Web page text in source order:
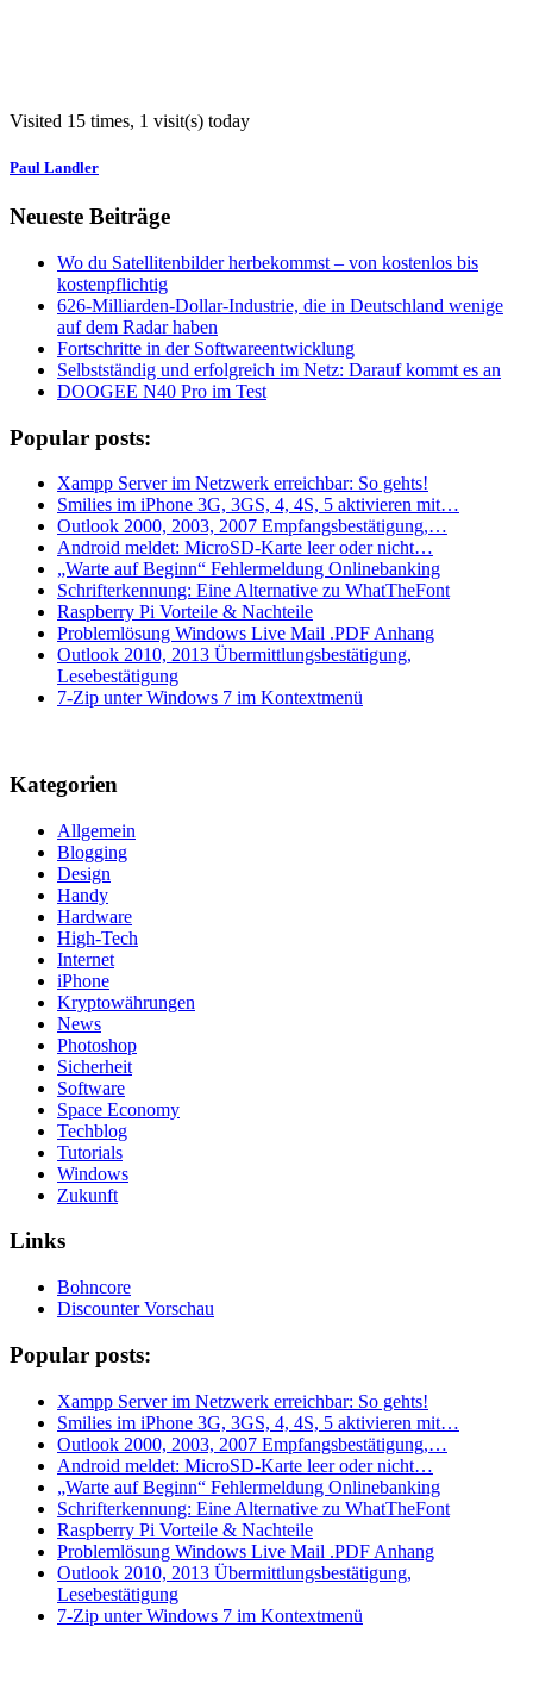
Visited 15 times, 1 visit(s) today
Paul Landler
Neueste Beiträge
Wo du Satellitenbilder herbekommst – von kostenlos bis
kostenpflichtig
626-Milliarden-Dollar-Industrie, die in Deutschland wenige
auf dem Radar haben
Fortschritte in der Softwareentwicklung
Selbstständig und erfolgreich im Netz: Darauf kommt es an
DOOGEE N40 Pro im Test
Popular posts:
Xampp Server im Netzwerk erreichbar: So gehts!
Smilies im iPhone 3G, 3GS, 4, 4S, 5 aktivieren mit…
Outlook 2000, 2003, 2007 Empfangsbestätigung,…
Android meldet: MicroSD-Karte leer oder nicht…
„Warte auf Beginn“ Fehlermeldung Onlinebanking
Schrifterkennung: Eine Alternative zu WhatTheFont
Raspberry Pi Vorteile & Nachteile
Problemlösung Windows Live Mail .PDF Anhang
Outlook 2010, 2013 Übermittlungsbestätigung,
Lesebestätigung
7-Zip unter Windows 7 im Kontextmenü
Kategorien
Allgemein
Blogging
Design
Handy
Hardware
High-Tech
Internet
iPhone
Kryptowährungen
News
Photoshop
Sicherheit
Software
Space Economy
Techblog
Tutorials
Windows
Zukunft
Links
Bohncore
Discounter Vorschau
Popular posts:
Xampp Server im Netzwerk erreichbar: So gehts!
Smilies im iPhone 3G, 3GS, 4, 4S, 5 aktivieren mit…
Outlook 2000, 2003, 2007 Empfangsbestätigung,…
Android meldet: MicroSD-Karte leer oder nicht…
„Warte auf Beginn“ Fehlermeldung Onlinebanking
Schrifterkennung: Eine Alternative zu WhatTheFont
Raspberry Pi Vorteile & Nachteile
Problemlösung Windows Live Mail .PDF Anhang
Outlook 2010, 2013 Übermittlungsbestätigung,
Lesebestätigung
7-Zip unter Windows 7 im Kontextmenü